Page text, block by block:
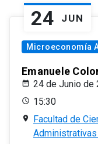
24 JUN
Microeconomía
Emanuele
24 de Junio de
15:30
Facultad de
Administrativas